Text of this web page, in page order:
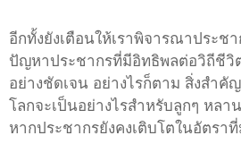
อีกทั้งยังเตือนให้เราพิจารณาประช
ปัญหาประชากรที่มีอิทธิพลต่อวิถีชี
อย่างชัดเจน อย่างไรก็ตาม สิ่งสำคั
โลกจะเป็นอย่างไรสำหรับลูกๆ หล
หากประชากรยังคงเติบโตในอัตรา